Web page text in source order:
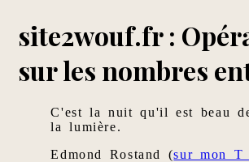
site2wouf.fr :
sur les nombres
C'est la nuit qu'il est beau
la lumière.
Edmond Rostand (sur mon T